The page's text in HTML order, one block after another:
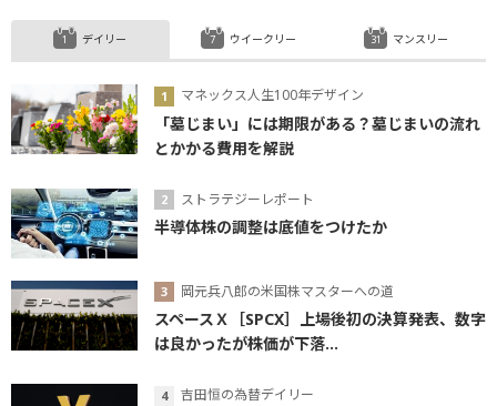
デイリー
マネックス人生100年デザイン
「墓じまい」には期限がある？墓じまいの流れ
とかかる費用を解説
ストラテジーレポート
半導体株の調整は底値をつけたか
岡元兵八郎の米国株マスターへの道
スペースＸ［SPCX］上場後初の決算発表、数字
は良かったが株価が下落...
吉田恒の為替デイリー
ウイークリー マンスリー